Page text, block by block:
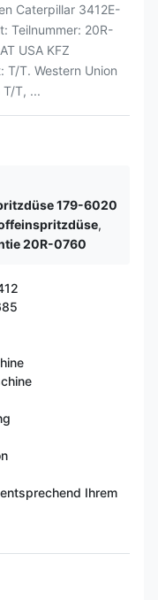
Caterpillar 3412E-
Teilnummer: 20R-
USA KFZ
T/T. Western Union
T/T, ...
179-6020
,
20R-0760
Ihrem